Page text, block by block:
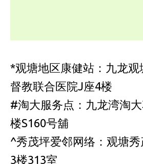
*观塘地区康健站：九龙观
督教联合医院J座4楼
#淘大服务点：九龙湾淘
楼S160号舖
^秀茂坪爱邻网络：观塘
3楼313室